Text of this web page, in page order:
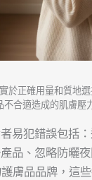
於正確用量和質地
合適造成的肌膚壓
易犯錯誤包括
品、忽略防曬
膚品品牌，這